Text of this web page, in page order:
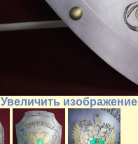
Увеличить изображение